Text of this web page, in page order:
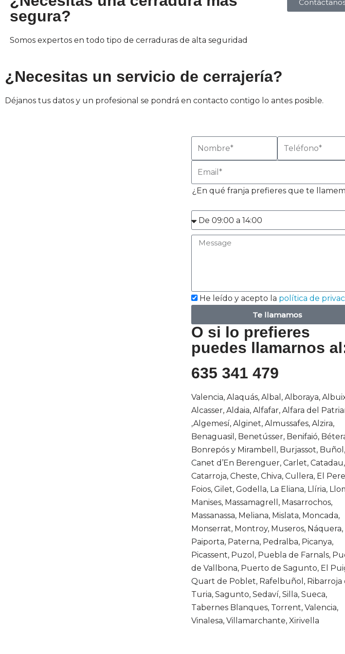
segura?
Somos expertos en todo tipo de cerraduras de alta seguridad
¿Necesitas un servicio de cerrajería?
Déjanos tus datos y un profesional se pondrá en contacto contigo lo antes posible.
¿En qué franja prefieres que te
He leído y acepto la política de
Te llamamos
O si lo prefieres
puedes llamarnos
635 341 479
Valencia, Alaquás, Albal, Alboraya,
Alcasser, Aldaia, Alfafar, Alfara del
,Algemesí, Alginet, Almussafes, Alzira,
Benaguasil, Benetússer, Benifaió,
Bonrepós y Mirambell, Burjassot, Buñol,
Canet d’En Berenguer, Carlet, Catadau,
Catarroja, Cheste, Chiva, Cullera, El
Foios, Gilet, Godella, La Eliana, Llíria,
Manises, Massamagrell, Masarrochos,
Massanassa, Meliana, Mislata, Moncada,
Monserrat, Montroy, Museros, Náquera,
Paiporta, Paterna, Pedralba, Picanya,
Picassent, Puzol, Puebla de Farnals,
de Vallbona, Puerto de Sagunto, El
Quart de Poblet, Rafelbuñol, Ribarroja
Turia, Sagunto, Sedaví, Silla, Sueca,
Tabernes Blanques, Torrent, Valencia,
Vinalesa, Villamarchante, Xirivella